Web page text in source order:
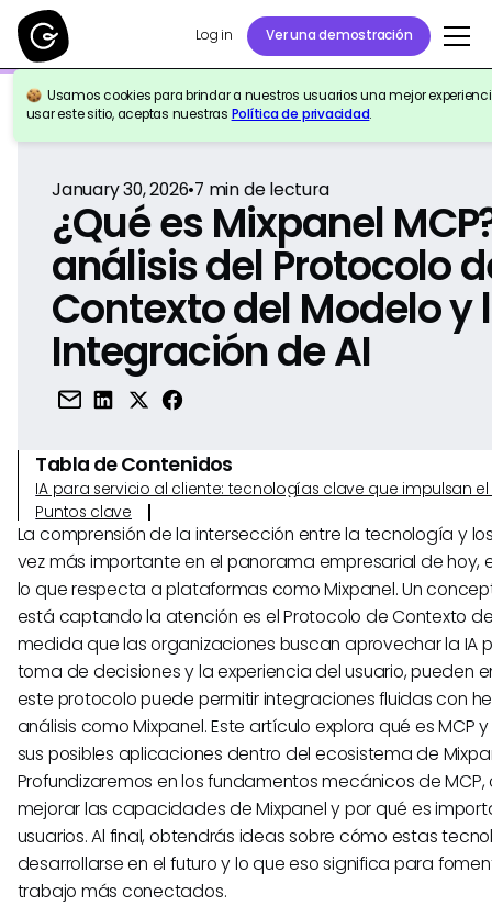
Log in Ver una demostración
Usamos cookies para brindar a nuestros usuarios una mejor
usar este sitio, aceptas nuestras Política de privacidad.
Volver a la Referencia
January 30, 2026•7 min de lectura
¿Qué es Mixpanel
análisis del Protocolo
Contexto del Modelo y
Integración de AI
Tabla de Contenidos
IA para servicio al cliente: tecnologías clave que impulsan
Puntos clave
La comprensión de la intersección entre la tecnología y
vez más importante en el panorama empresarial de hoy,
lo que respecta a plataformas como Mixpanel. Un
está captando la atención es el Protocolo de Contexto
medida que las organizaciones buscan aprovechar la IA
toma de decisiones y la experiencia del usuario, pueden
este protocolo puede permitir integraciones fluidas con
análisis como Mixpanel. Este artículo explora qué es MCP
sus posibles aplicaciones dentro del ecosistema de
Profundizaremos en los fundamentos mecánicos de
mejorar las capacidades de Mixpanel y por qué es
usuarios. Al final, obtendrás ideas sobre cómo estas
desarrollarse en el futuro y lo que eso significa para
trabajo más conectados.